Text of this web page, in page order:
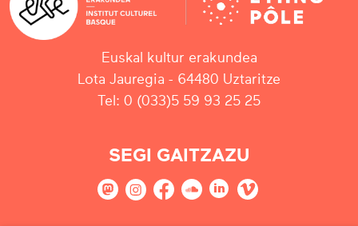
Euskal kultur erakundea
Lota Jauregia - 64480 Uztaritze
Tel: 0 (033)5 59 93 25 25
SEGI GAITZAZU